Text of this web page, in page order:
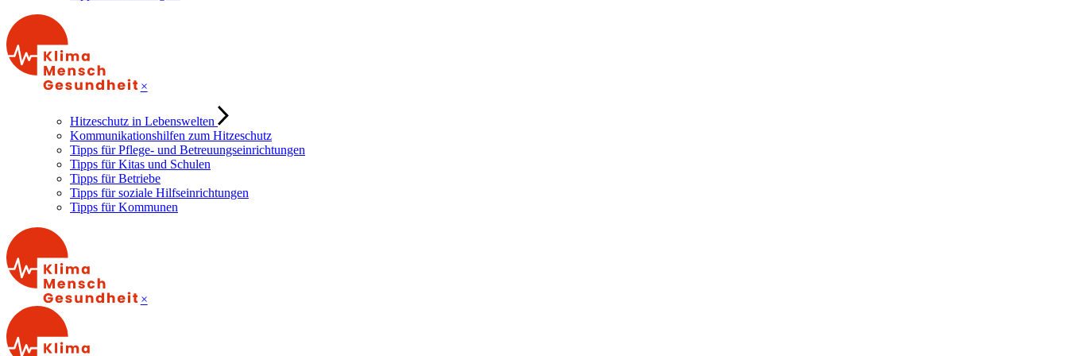
×
Hitzeschutz in Lebenswelten
Kommunikationshilfen zum Hitzeschutz
Tipps für Pflege- und Betreuungseinrichtungen
Tipps für Kitas und Schulen
Tipps für Betriebe
Tipps für soziale Hilfseinrichtungen
Tipps für Kommunen
×